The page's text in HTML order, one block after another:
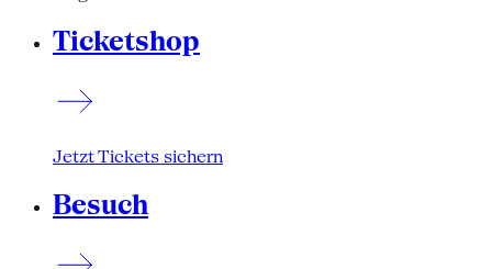
Ticketshop
Jetzt Tickets sichern
Besuch